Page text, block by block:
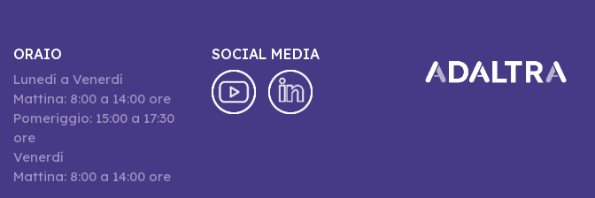
ORAIO
Lunedí a Venerdí
Mattina: 8:00 a 14:00 ore
Pomeriggio: 15:00 a 17:30
ore
Venerdí
Mattina: 8:00 a 14:00 ore
SOCIAL MEDIA